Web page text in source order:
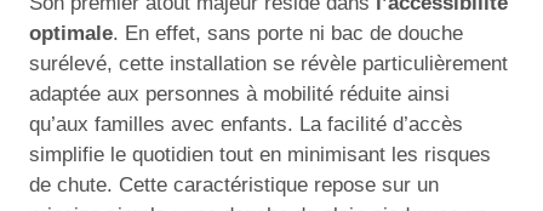
optimale. En effet, sans porte ni bac de douche
surélevé, cette installation se révèle particulièrement
adaptée aux personnes à mobilité réduite ainsi
qu’aux familles avec enfants. La facilité d’accès
simplifie le quotidien tout en minimisant les risques
de chute. Cette caractéristique repose sur un